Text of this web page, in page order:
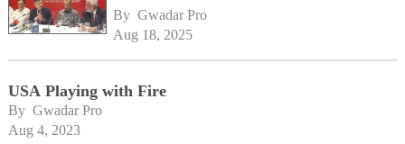
By Gwadar Pro
Aug 18, 2025
USA Playing with Fire
By Gwadar Pro
Aug 4, 2023